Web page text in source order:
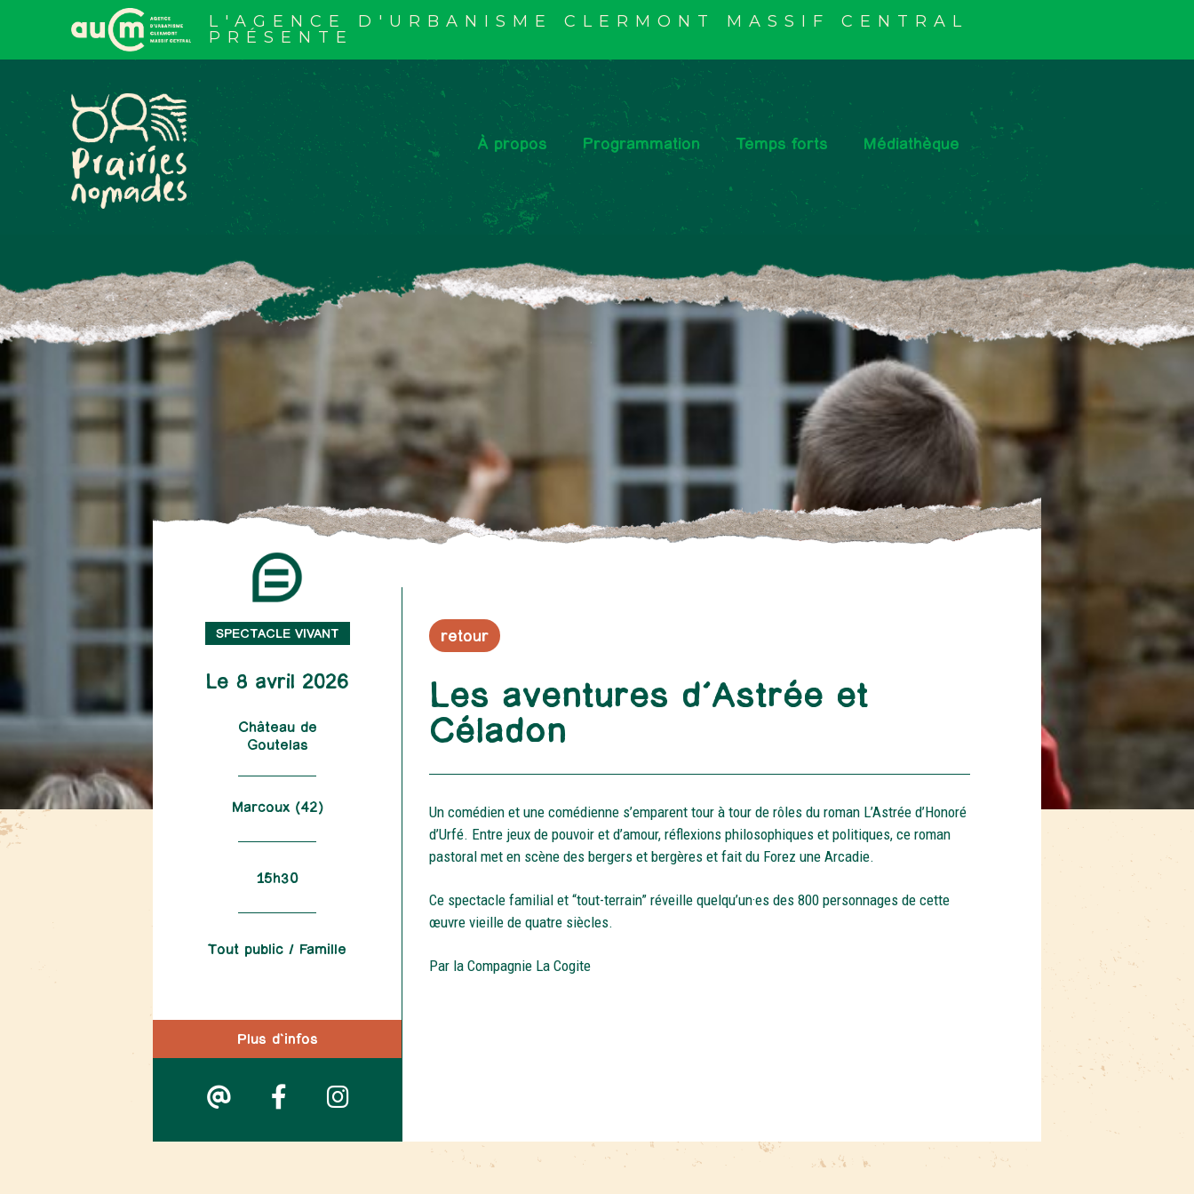
L'AGENCE D'URBANISME CLERMONT MASSIF CENTRAL
PRÉSENTE
À propos Programmation Temps forts Médiathèque
SPECTACLE VIVANT
Le 8 avril 2026
Château de
Goutelas
Marcoux (42)
15h30
Tout public / Famille
Plus d'infos
retour
Les aventures d’Astrée et
Céladon
Un comédien et une comédienne s’emparent tour à tour de rôles du roman L’Astrée d’Honoré
d’Urfé. Entre jeux de pouvoir et d’amour, réflexions philosophiques et politiques, ce roman
pastoral met en scène des bergers et bergères et fait du Forez une Arcadie.
Ce spectacle familial et “tout-terrain” réveille quelqu’un·es des 800 personnages de cette
œuvre vieille de quatre siècles.
Par la Compagnie La Cogite